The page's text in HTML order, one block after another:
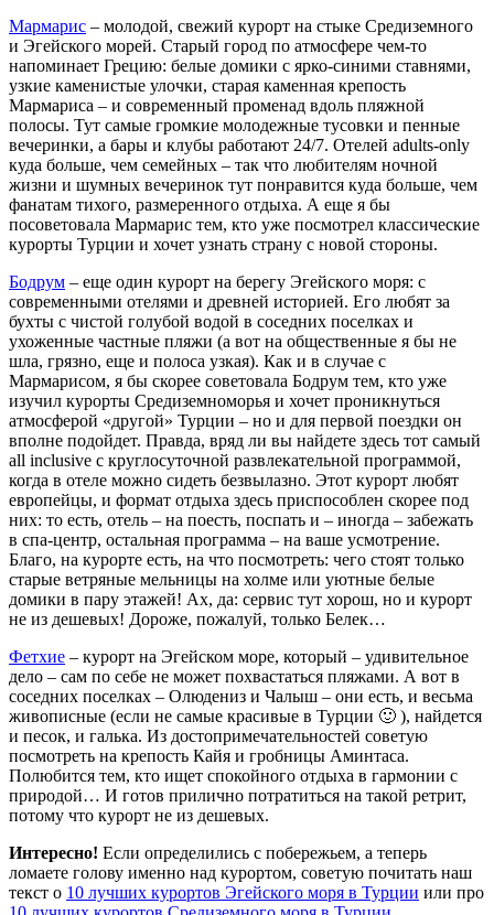
Мармарис – молодой, свежий курорт на стыке Средиземного
и Эгейского морей. Старый город по атмосфере чем-то
напоминает Грецию: белые домики с ярко-синими ставнями,
узкие каменистые улочки, старая каменная крепость
Мармариса – и современный променад вдоль пляжной
полосы. Тут самые громкие молодежные тусовки и пенные
вечеринки, а бары и клубы работают 24/7. Отелей adults-only
куда больше, чем семейных – так что любителям ночной
жизни и шумных вечеринок тут понравится куда больше, чем
фанатам тихого, размеренного отдыха. А еще я бы
посоветовала Мармарис тем, кто уже посмотрел классические
курорты Турции и хочет узнать страну с новой стороны.
Бодрум – еще один курорт на берегу Эгейского моря: с
современными отелями и древней историей. Его любят за
бухты с чистой голубой водой в соседних поселках и
ухоженные частные пляжи (а вот на общественные я бы не
шла, грязно, еще и полоса узкая). Как и в случае с
Мармарисом, я бы скорее советовала Бодрум тем, кто уже
изучил курорты Средиземноморья и хочет проникнуться
атмосферой «другой» Турции – но и для первой поездки он
вполне подойдет. Правда, вряд ли вы найдете здесь тот самый
all inclusive с круглосуточной развлекательной программой,
когда в отеле можно сидеть безвылазно. Этот курорт любят
европейцы, и формат отдыха здесь приспособлен скорее под
них: то есть, отель – на поесть, поспать и – иногда – забежать
в спа-центр, остальная программа – на ваше усмотрение.
Благо, на курорте есть, на что посмотреть: чего стоят только
старые ветряные мельницы на холме или уютные белые
домики в пару этажей! Ах, да: сервис тут хорош, но и курорт
не из дешевых! Дороже, пожалуй, только Белек…
Фетхие – курорт на Эгейском море, который – удивительное
дело – сам по себе не может похвастаться пляжами. А вот в
соседних поселках – Олюдениз и Чалыш – они есть, и весьма
живописные (если не самые красивые в Турции 🙂 ), найдется
и песок, и галька. Из достопримечательностей советую
посмотреть на крепость Кайя и гробницы Аминтаса.
Полюбится тем, кто ищет спокойного отдыха в гармонии с
природой… И готов прилично потратиться на такой ретрит,
потому что курорт не из дешевых.
Интересно! Если определились с побережьем, а теперь
ломаете голову именно над курортом, советую почитать наш
текст о 10 лучших курортов Эгейского моря в Турции или про